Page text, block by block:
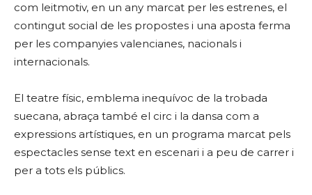
com leitmotiv, en un any marcat per les estrenes, el
contingut social de les propostes i una aposta ferma
per les companyies valencianes, nacionals i
internacionals.
El teatre físic, emblema inequívoc de la trobada
suecana, abraça també el circ i la dansa com a
expressions artístiques, en un programa marcat pels
espectacles sense text en escenari i a peu de carrer i
per a tots els públics.